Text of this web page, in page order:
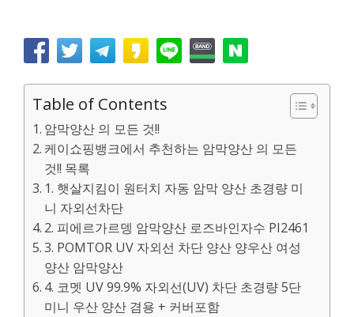
Table of Contents
암막양산 의 모든 것!!
케이쇼핑뱅크에서 추천하는 암막양산 의 모든
것!! 목록
1. 햇살지킴이 원터치 자동 암막 양산 초경량 미
니 자외선차단
2. 피에르가르뎅 암막양산 로즈바인자수 PI2461
3. POMTOR UV 자외선 차단 양산 양우산 여성
양산 암막양산
4. 코멧 UV 99.9% 자외선(UV) 차단 초경량 5단
미니 우산 양산 겸용 + 커버포함